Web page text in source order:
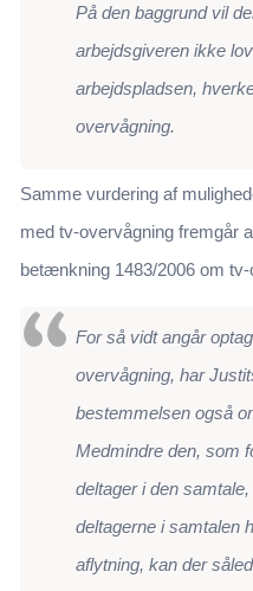
På den baggrund vil
arbejdsgiveren ikke
arbejdspladsen,
overvågning.
Samme vurdering af
med tv-overvågning fremgår
betænkning 1483/2006 om tv-
For så vidt angår
overvågning, har
bestemmelsen også
Medmindre den, som
deltager i den
deltagerne i samtalen
aflytning, kan der